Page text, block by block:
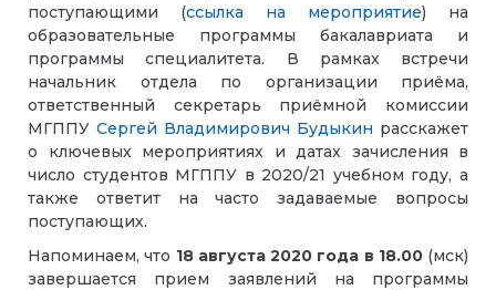
поступающими (ссылка на мероприятие) на
образовательные программы бакалавриата и
программы специалитета. В рамках встречи
начальник отдела по организации приёма,
ответственный секретарь приёмной комиссии
МГППУ Сергей Владимирович Будыкин расскажет
о ключевых мероприятиях и датах зачисления в
число студентов МГППУ в 2020/21 учебном году, а
также ответит на часто задаваемые вопросы
поступающих.
Напоминаем, что 18 августа 2020 года в 18.00(мск)
завершается прием заявлений на программы